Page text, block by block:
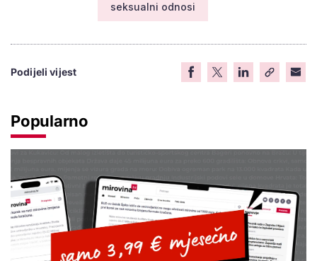
seksualni odnosi
Podijeli vijest
Popularno